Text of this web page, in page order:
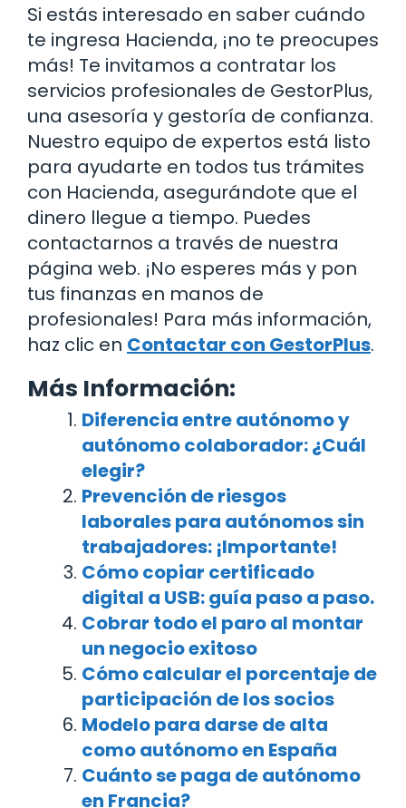
Si estás interesado en saber cuándo
te ingresa Hacienda, ¡no te preocupes
más! Te invitamos a contratar los
servicios profesionales de GestorPlus,
una asesoría y gestoría de confianza.
Nuestro equipo de expertos está listo
para ayudarte en todos tus trámites
con Hacienda, asegurándote que el
dinero llegue a tiempo. Puedes
contactarnos a través de nuestra
página web. ¡No esperes más y pon
tus finanzas en manos de
profesionales! Para más información,
haz clic en Contactar con GestorPlus.
Más Información:
Diferencia entre autónomo y
autónomo colaborador: ¿Cuál
elegir?
Prevención de riesgos
laborales para autónomos sin
trabajadores: ¡Importante!
Cómo copiar certificado
digital a USB: guía paso a paso.
Cobrar todo el paro al montar
un negocio exitoso
Cómo calcular el porcentaje de
participación de los socios
Modelo para darse de alta
como autónomo en España
Cuánto se paga de autónomo
en Francia?